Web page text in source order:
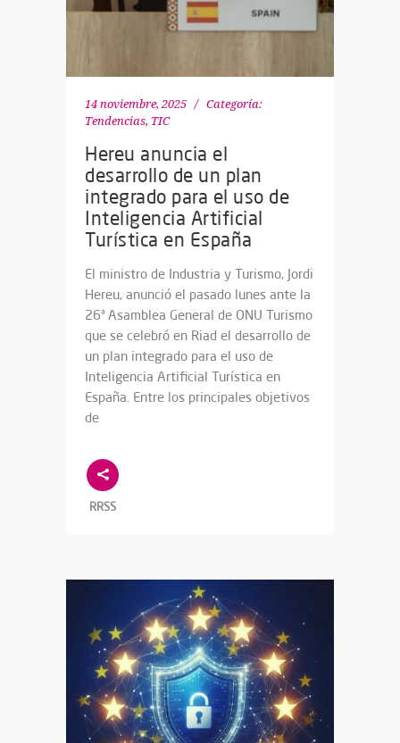
14 noviembre, 2025
Categoría:
Tendencias, TIC
Hereu anuncia el
desarrollo de un plan
integrado para el uso de
Inteligencia Artificial
Turística en España
El ministro de Industria y Turismo, Jordi
Hereu, anunció el pasado lunes ante la
26ª Asamblea General de ONU Turismo
que se celebró en Riad el desarrollo de
un plan integrado para el uso de
Inteligencia Artificial Turística en
España. Entre los principales objetivos
de
RRSS